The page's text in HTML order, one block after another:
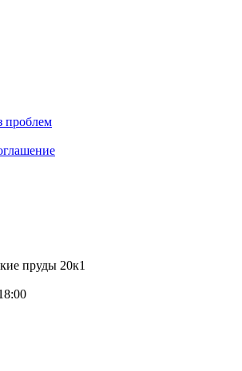
проблем
пруды 20к1